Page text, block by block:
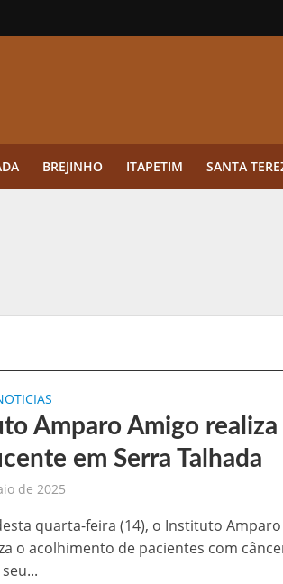
BREJINHO ITAPETIM SANTA
das Rodadas” focado em multiplicadores
sementes e destaca parceria estratégica com Raquel
nesta terça-feira (03)
com seis minicomputadores pelo Governo do
Amparo Amigo
em Serra Talhada
de 2025
quarta-feira (14), o Instituto
o acolhimento de pacientes com